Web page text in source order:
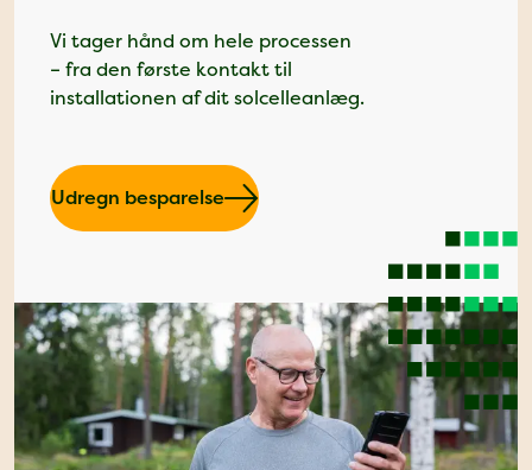
Vi tager hånd om hele processen
– fra den første kontakt til
installationen af dit solcelleanlæg.
Udregn besparelse